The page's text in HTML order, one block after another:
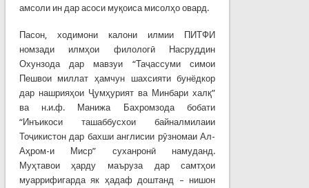
амсоли ин дар асоси муқоиса мисолҳо овард.
Пасон, ходимони калони илмии ПИТФИ
номзади илмҳои филологӣ Насруддин
Охунзода дар мавзуи “Таҷассуми симои
Пешвои миллат ҳамчун шахсияти бунёдкор
дар нашрияҳои Ҷумҳурият ва Минбари халқ”
ва н.и.ф. Манижа Бахромзода бобати
“Инъикоси ташаббусхои байналмилаии
Тоҷикистон дар бахши англисии рӯзномаи Ал-
Аҳром-и Миср” суханронӣ намуданд.
Муҳтавои ҳарду маъруза дар самтҳои
муаррифигарда як ҳадаф доштанд – нишон